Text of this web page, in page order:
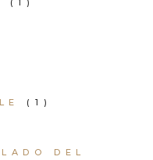
(1)
(1)
DEL